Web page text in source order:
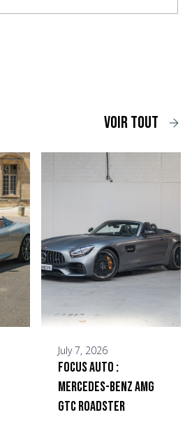
voir tout
July 7, 2026
Focus Auto :
Mercedes-Benz AMG
GTC Roadster